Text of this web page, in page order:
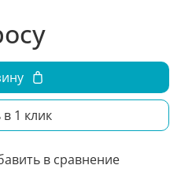
в сравнение
1 клик